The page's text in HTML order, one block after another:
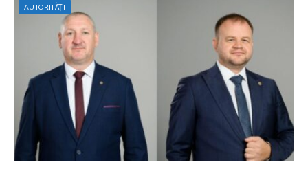
AUTORITĂȚI